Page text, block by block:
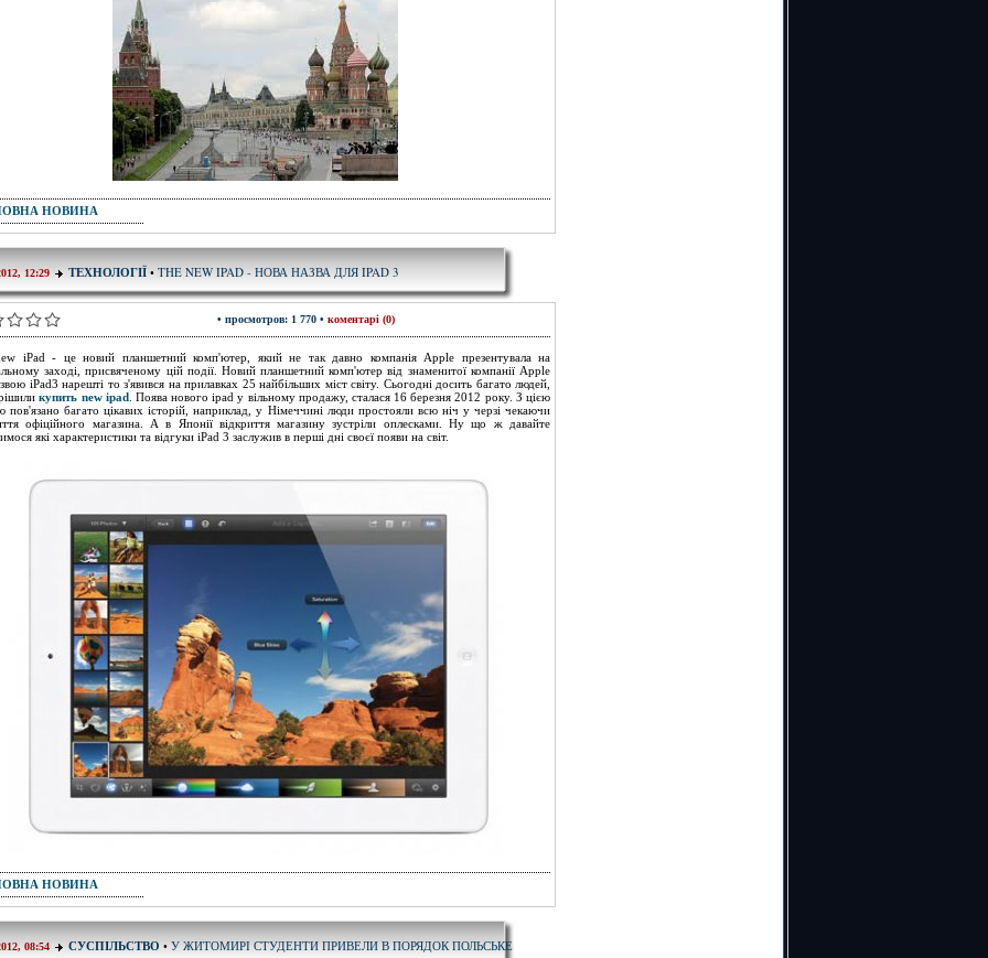
НОВИНА
12:29 ТЕХНОЛОГІЇ • THE NEW IPAD - НОВА НАЗВА ДЛЯ IPAD 3
• просмотров: 1 770 • коментарі (0)
iPad - це новий планшетний комп'ютер, який не так давно компанія Apple презентувала на
заході, присвяченому цій події. Новий планшетний комп'ютер від знаменитої компанії Apple
iPad3 нарешті то з'явився на прилавках 25 найбільших міст світу. Сьогодні досить багато людей,
купить new ipad. Поява нового ipad у вільному продажу, сталася 16 березня 2012 року. З цією
пов'язано багато цікавих історій, наприклад, у Німеччині люди простояли всю ніч у черзі чекаючи
офіційного магазина. А в Японії відкриття магазину зустріли оплесками. Ну що ж давайте
які характеристики та відгуки iPad 3 заслужив в перші дні своєї появи на світ.
НОВИНА
08:54 СУСПІЛЬСТВО • У ЖИТОМИРІ СТУДЕНТИ ПРИВЕЛИ В ПОРЯДОК ПОЛЬСЬКЕ